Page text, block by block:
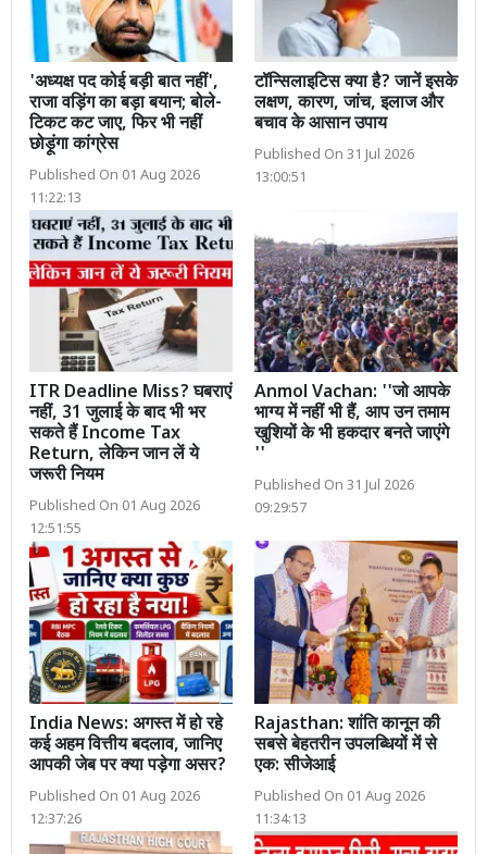
'अध्यक्ष पद कोई बड़ी बात नहीं',
राजा वड़िंग का बड़ा बयान; बोले-
टिकट कट जाए, फिर भी नहीं
छोड़ूंगा कांग्रेस
Published On 01 Aug 2026
11:22:13
टॉन्सिलाइटिस क्या है? जानें इसके
लक्षण, कारण, जांच, इलाज और
बचाव के आसान उपाय
Published On 31 Jul 2026
13:00:51
ITR Deadline Miss? घबराएं
नहीं, 31 जुलाई के बाद भी भर
सकते हैं Income Tax
Return, लेकिन जान लें ये
जरूरी नियम
Published On 01 Aug 2026
12:51:55
Anmol Vachan: ''जो आपके
भाग्य में नहीं भी हैं, आप उन तमाम
खुशियों के भी हकदार बनते जाएंगे
''
Published On 31 Jul 2026
09:29:57
India News: अगस्त में हो रहे
कई अहम वित्तीय बदलाव, जानिए
आपकी जेब पर क्या पड़ेगा असर?
Published On 01 Aug 2026
12:37:26
Rajasthan: शांति कानून की
सबसे बेहतरीन उपलब्धियों में से
एक: सीजेआई
Published On 01 Aug 2026
11:34:13